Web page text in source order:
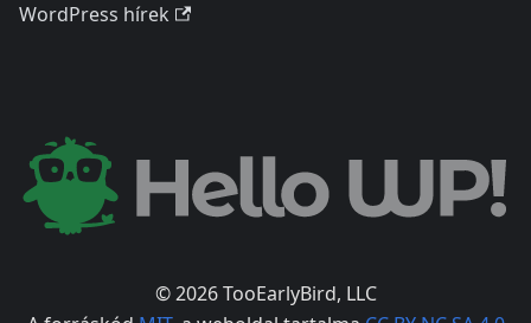
WordPress hírek
© 2026 TooEarlyBird, LLC